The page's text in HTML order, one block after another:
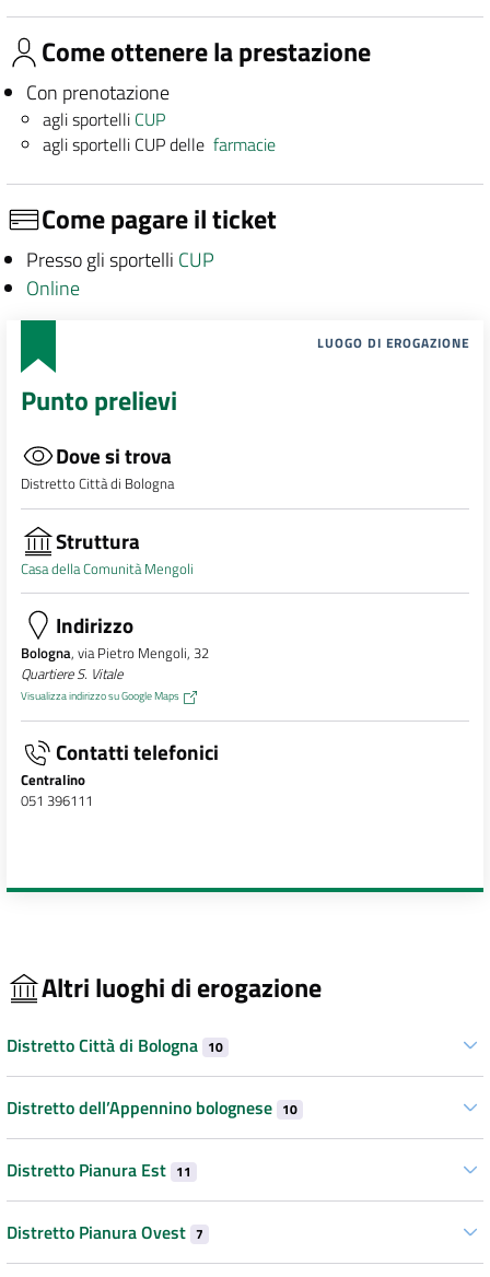
Come ottenere la prestazione
Con prenotazione
agli sportelli CUP
agli sportelli CUP dellefarmacie
Come pagare il ticket
Presso gli sportelli CUP
Online
LUOGO DI EROGAZIONE
Punto prelievi
Dove si trova
Distretto Città di Bologna
Struttura
Casa della Comunità Mengoli
Indirizzo
Bologna, via Pietro Mengoli, 32
Quartiere S. Vitale
Visualizza indirizzo su Google Maps
Contatti telefonici
Centralino
051 396111
Altri luoghi di erogazione
Distretto Città di Bologna 10
Distretto dell’Appennino bolognese 10
Distretto Pianura Est 11
Distretto Pianura Ovest 7